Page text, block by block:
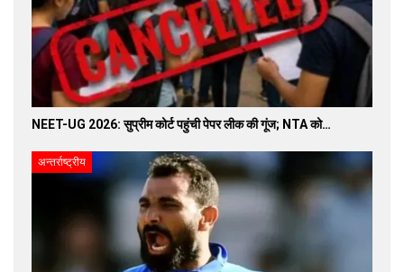
NEET-UG 2026: सुप्रीम कोर्ट पहुंची पेपर लीक की गूंज; NTA को…
अन्तर्राष्ट्रीय